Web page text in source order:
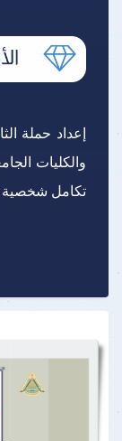
إعداد حملة
والكليات
تكامل شخصية